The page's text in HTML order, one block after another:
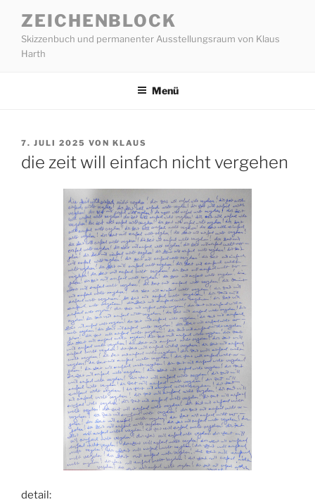
Inhalt
springen
ZEICHENBLOCK
Skizzenbuch und permanenter Ausstellungsraum von Klaus
Harth
Menü
VERÖFFENTLICHT
AM
7. JULI 2025 VON KLAUS
die zeit will einfach nicht vergehen
detail: